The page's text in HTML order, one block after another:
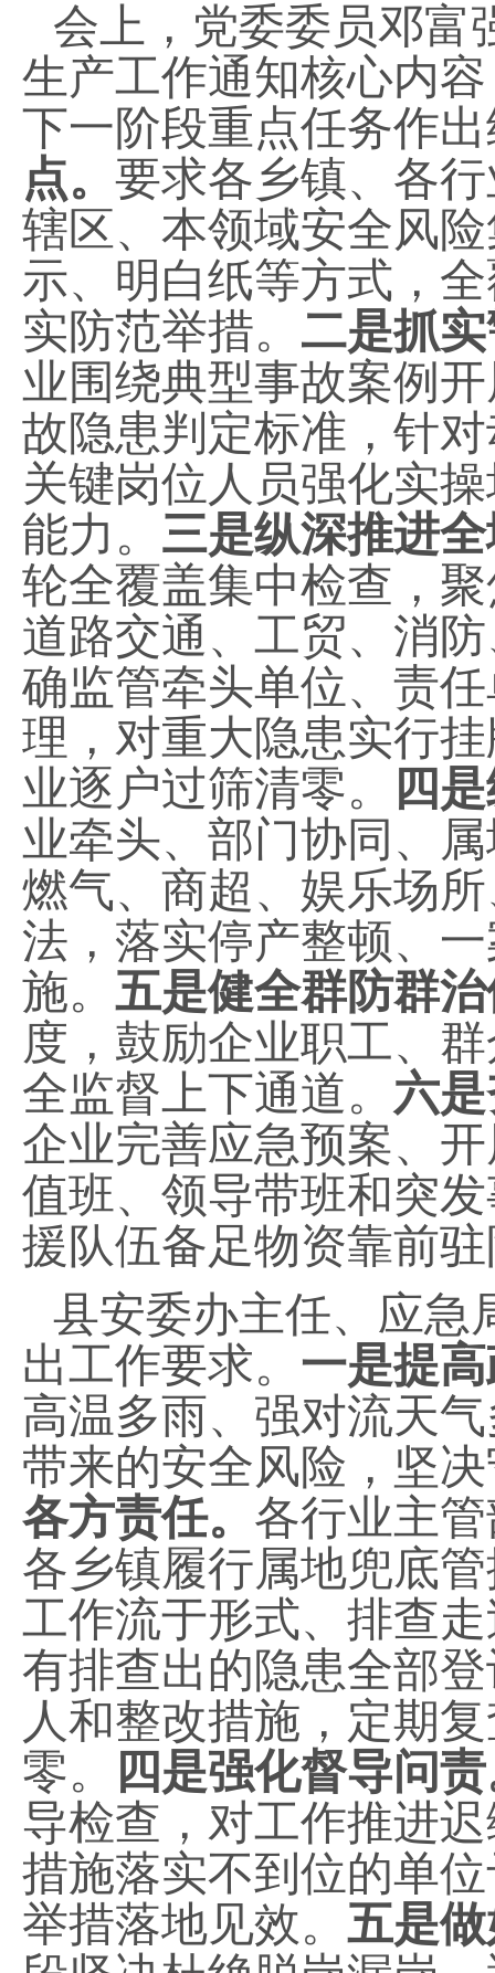
会上，党委委员邓富
生产工作通知核心内
下一阶段重点任务作
点。 要求各乡镇、各
辖区、本领域安全风
示、明白纸等方式，
实防范举措。 二是抓
业围绕典型事故案例
故隐患判定标准，针
关键岗位人员强化实
能力。 三是纵深推进
轮全覆盖集中检查，
道路交通、工贸、消
确监管牵头单位、责
理，对重大隐患实行
业逐户过筛清零。
四
业牵头、部门协同、
燃气、商超、娱乐场
法，落实停产整顿、
施。 五是健全群防群
度，鼓励企业职工、
全监督上下通道。 六
企业完善应急预案、
值班、领导带班和突
援队伍备足物资靠前
县安委办主任、应急
出工作要求。 一是提
高温多雨、强对流天
带来的安全风险，坚
各方责任。 各行业主
各乡镇履行属地兜底
工作流于形式、排查
有排查出的隐患全部
人和整改措施，定期
零。
四是强化督导问
导检查，对工作推进
措施落实不到位的单
举措落地见效。 五是